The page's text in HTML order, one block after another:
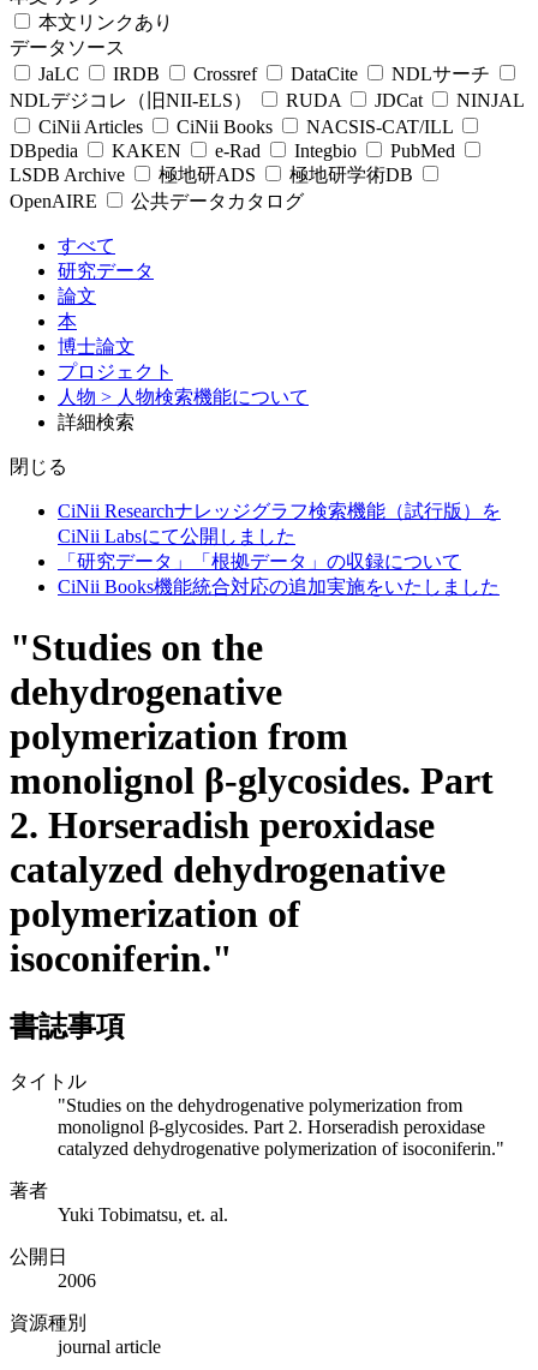
本文リンクあり
データソース
JaLC
IRDB Crossref DataCite
NDLサーチ
NDLデジコレ（旧NII-ELS）
RUDA JDCat
NINJAL
CiNii Articles
CiNii Books
NACSIS-CAT/ILL
DBpedia
KAKEN e-Rad Integbio
PubMed
LSDB Archive
極地研ADS
極地研学術DB
OpenAIRE
公共データカタログ
すべて
研究データ
論文
本
博士論文
プロジェクト
人物 > 人物検索機能について
詳細検索
閉じる
CiNii Researchナレッジグラフ検索機能（試行版）を
CiNii Labsにて公開しました
「研究データ」「根拠データ」の収録について
CiNii Books機能統合対応の追加実施をいたしました
"Studies on the
dehydrogenative
polymerization from
monolignol β-glycosides. Part
2. Horseradish peroxidase
catalyzed dehydrogenative
polymerization of
isoconiferin."
書誌事項
タイトル
"Studies on the dehydrogenative polymerization from
monolignol β-glycosides. Part 2. Horseradish peroxidase
catalyzed dehydrogenative polymerization of isoconiferin."
著者
Yuki Tobimatsu, et. al.
公開日
2006
資源種別
journal article